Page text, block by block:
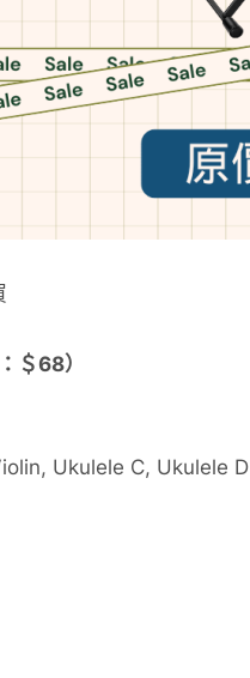
＄68）
Ukulele C, Ukulele D